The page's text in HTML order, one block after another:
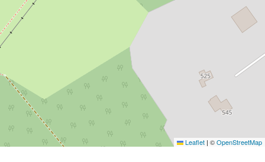
Leaflet | ©OpenStreetMap